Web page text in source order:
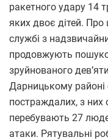
ракетного удару 14
яких двоє дітей.
службі з
продовжують
зруйнованого
Дарницькому районі
постраждалих, з них
перебувають 27
атаки. Рятувальні